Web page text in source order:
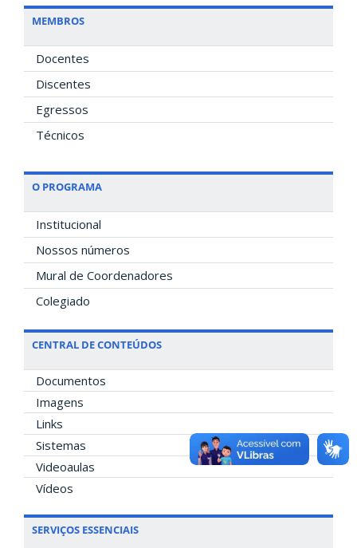
MEMBROS
Docentes
Discentes
Egressos
Técnicos
O PROGRAMA
Institucional
Nossos números
Mural de Coordenadores
Colegiado
CENTRAL DE CONTEÚDOS
Documentos
Imagens
Links
Sistemas
Videoaulas
Vídeos
SERVIÇOS ESSENCIAIS